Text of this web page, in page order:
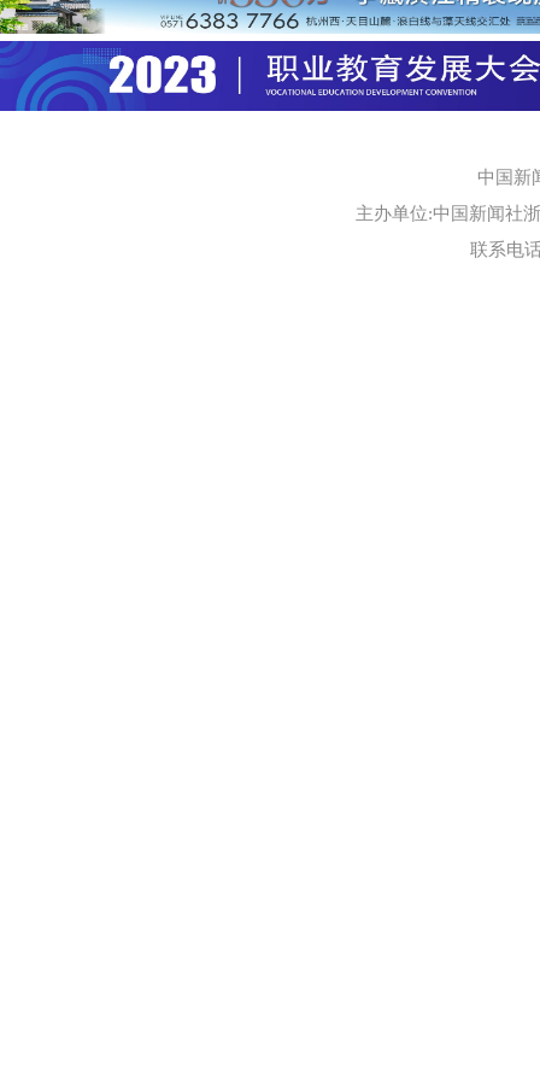
中国新
主办单位:中国新闻社
联系电